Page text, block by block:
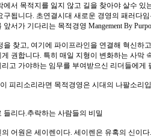
서 목적지를 잃지 않고 길을 찾아야 살수 있
구됩니다. 초연결시대 새로운 경영의 패러다
서가 기다리는 목적경영 Mangement By
찾고, 여기에 파이프라인을 연결해 혁신하
권합니다. 특히 매일 지형이 변화하는 사막
고 가야하는 임무를 부여받으신 리더들에게
피리소리라면 목적경영은 시대의 나팔소리
리다.추락하는 사람들의 비밀
어원은 세이렌이다. 세이렌은 유혹의 신이